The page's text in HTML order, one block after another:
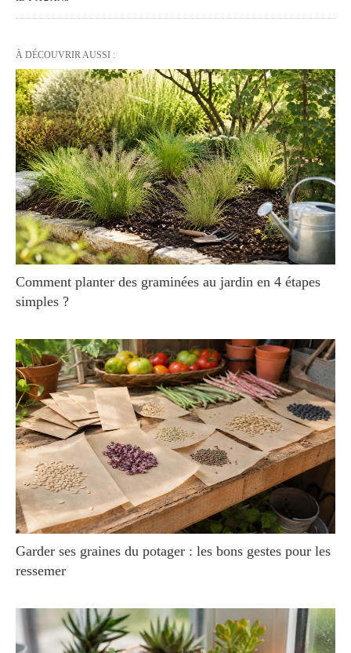
À DÉCOUVRIR AUSSI :
Comment planter des graminées au jardin en 4 étapes
simples ?
Garder ses graines du potager : les bons gestes pour les
ressemer